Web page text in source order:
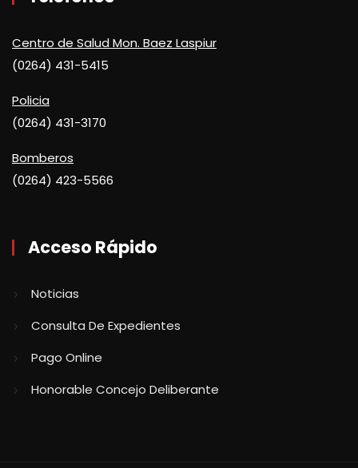
Centro de Salud Mon. Baez Laspiur
(0264) 431-5415
Policia
(0264) 431-3170
Bomberos
(0264) 423-5566
Acceso Rápido
Noticias
Consulta De Expedientes
Pago Online
Honorable Concejo Deliberante